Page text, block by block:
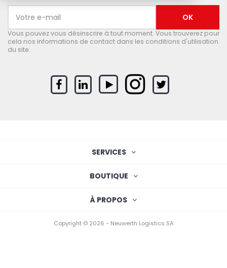
Vous pouvez vous désinscrire à tout moment. Vous trouverez pour
cela nos informations de contact dans les conditions d'utilisation
du site.
SERVICES
BOUTIQUE
À PROPOS
Copyright © 2026 - Neuwerth Logistics SA